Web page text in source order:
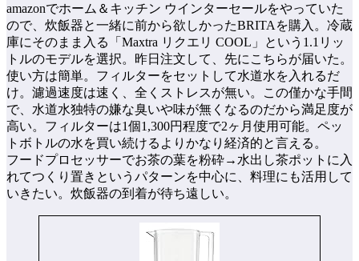
amazonでホーム＆キッチン ウインターセールをやっていた
ので、炊飯器と一緒に前から欲しかったBRITAを購入。冷蔵
庫にそのまま入る「Maxtra リクエリ COOL」という1.1リッ
トルのモデルを選択。昨日注文して、先にこちらが届いた。
使い方は簡単。フィルターをセットして水道水を入れるだ
け。濾過速度は速く、全くストレスが無い。この僅かな手間
で、水道水独特の嫌な臭いや味が無くなるのだから満足度が
高い。フィルターは1個1,300円程度で2ヶ月使用可能。ペッ
トボトルの水を買い続けるよりかなり経済的と言える。
フードプロセッサーでお茶の葉を粉砕→水出し茶ポットに入
れてつくり置きというパターンを中心に、料理にも活用して
いきたい。炊飯器の到着が待ち遠しい。